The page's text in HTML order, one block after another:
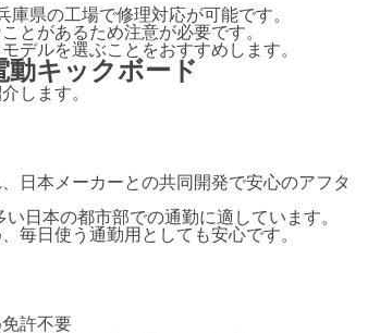
県の工場で修理対応が可能です。
とがあるため注意が必要です。
デルを選ぶことをおすすめします。
キックボード
します。
日本メーカーとの共同開発で安心のアフタ
日本の都市部での通勤に適しています。
毎日使う通勤用としても安心です。
許不要